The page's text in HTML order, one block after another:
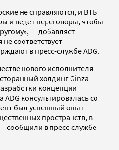
не справляются, и ВТБ
и ведет переговоры, чтобы
— добавляет
соответствует
в пресс-службе ADG.
нового исполнителя
холдинг Ginza
концепции
консультировалась со
был успешный опыт
пространств, в
сообщили в пресс-службе